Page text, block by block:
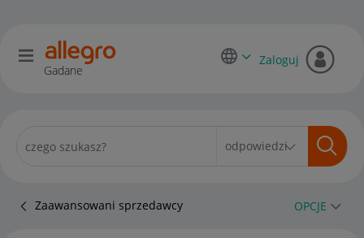
Gadane
Zaloguj
Zaawansowani sprzedawcy OPCJE